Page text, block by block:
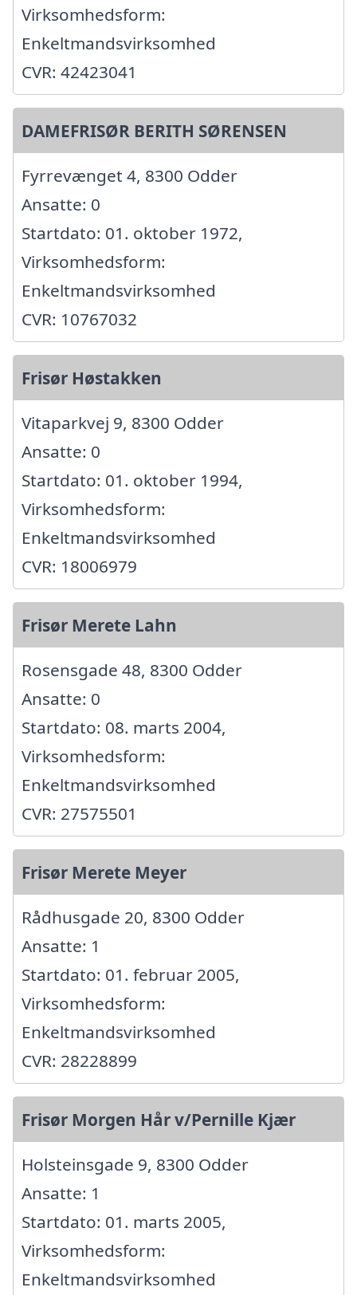
Virksomhedsform:
Enkeltmandsvirksomhed
CVR: 42423041
DAMEFRISØR BERITH SØRENSEN
Fyrrevænget 4, 8300 Odder
Ansatte: 0
Startdato: 01. oktober 1972,
Virksomhedsform:
Enkeltmandsvirksomhed
CVR: 10767032
Frisør Høstakken
Vitaparkvej 9, 8300 Odder
Ansatte: 0
Startdato: 01. oktober 1994,
Virksomhedsform:
Enkeltmandsvirksomhed
CVR: 18006979
Frisør Merete Lahn
Rosensgade 48, 8300 Odder
Ansatte: 0
Startdato: 08. marts 2004,
Virksomhedsform:
Enkeltmandsvirksomhed
CVR: 27575501
Frisør Merete Meyer
Rådhusgade 20, 8300 Odder
Ansatte: 1
Startdato: 01. februar 2005,
Virksomhedsform:
Enkeltmandsvirksomhed
CVR: 28228899
Frisør Morgen Hår v/Pernille Kjær
Holsteinsgade 9, 8300 Odder
Ansatte: 1
Startdato: 01. marts 2005,
Virksomhedsform:
Enkeltmandsvirksomhed